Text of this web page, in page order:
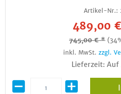
Artikel-Nr.:
489,00
745,00 € *
inkl. MwSt. zzgl.
Lieferzeit: Auf